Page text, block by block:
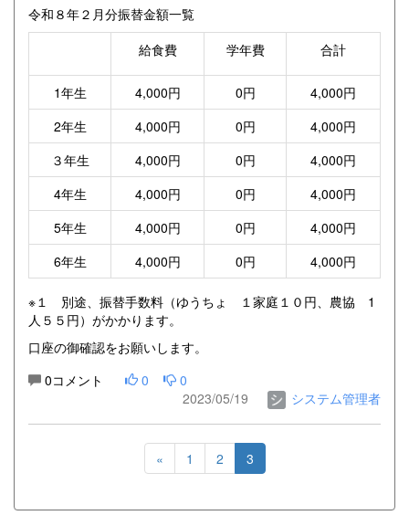
令和８年２月分振替金額一覧
給食費
学年費 合計
1年生 4,000円 0円
4,000円
2年生
4,000円 0円
4,000円
３年生
4,000円 0円
4,000円
4年生
4,000円 0円
4,000円
5年生
4,000円 0円
4,000円
6年生
4,000円 0円 4,000円
※１ 別途、振替手数料（ゆうちょ １家庭１０円、農協 1
人５５円）がかかります。
口座の御確認をお願いします。
0コメント
0
0
2023/05/19
システム管理者
« 1 2 3